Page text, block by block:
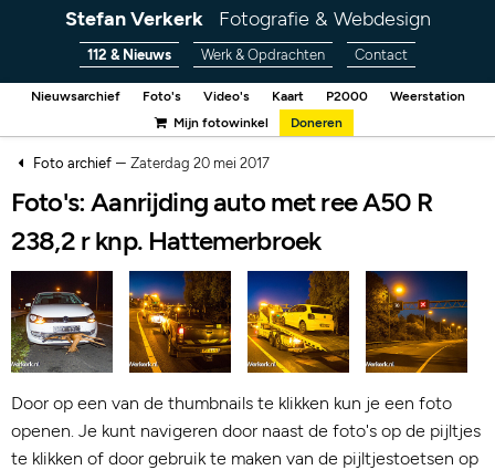
Stefan Verkerk Fotografie & Webdesign
112 & Nieuws Werk & Opdrachten Contact
Nieuwsarchief Foto's Video's Kaart P2000
Weerstation
Mijn fotowinkel
Doneren
Foto archief– Zaterdag 20 mei 2017
Foto's: Aanrijding auto met ree A50 R
238,2 r knp. Hattemerbroek
Door op een van de thumbnails te klikken kun je een foto
openen. Je kunt navigeren door naast de foto's op de pijltjes
te klikken of door gebruik te maken van de pijltjestoetsen op